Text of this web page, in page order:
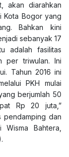
akan diarahkan
Kota Bogor yang
Bahkan kini
sebanyak 17
adalah fasilitas
per triwulan. Ini
Tahun 2016 ini
PKH mulai
berjumlah 50
Rp 20 juta,”
pendamping dan
Bahtera,